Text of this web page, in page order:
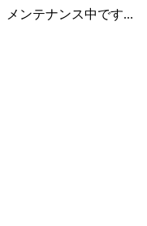
メンテナンス中です...